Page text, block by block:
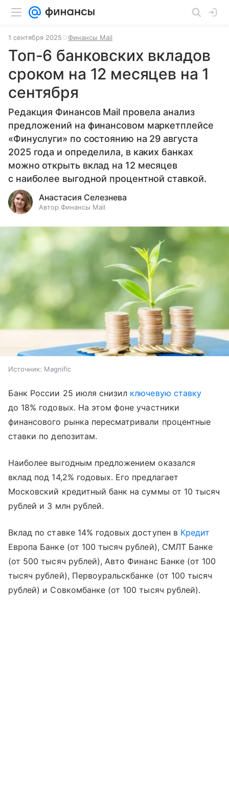
1 сентября 2025 Финансы Mail
Топ-6 банковских вкладов
сроком на 12 месяцев на 1
сентября
Редакция Финансов Mail провела анализ
предложений на финансовом маркетплейсе
«Финуслуги» по состоянию на 29 августа
2025 года и определила, в каких банках
можно открыть вклад на 12 месяцев
с наиболее выгодной процентной ставкой.
Анастасия Селезнева
Автор Финансы Mail
Источник: Magnific
Банк России 25 июля снизил ключевую ставку
до 18% годовых. На этом фоне участники
финансового рынка пересматривали процентные
ставки по депозитам.
Наиболее выгодным предложением оказался
вклад под 14,2% годовых. Его предлагает
Московский кредитный банк на суммы от 10 тысяч
рублей и 3 млн рублей.
Вклад по ставке 14% годовых доступен в Кредит
Европа Банке (от 100 тысяч рублей), СМЛТ Банке
(от 500 тысяч рублей), Авто Финанс Банке (от 100
тысяч рублей), Первоуральскбанке (от 100 тысяч
рублей) и Совкомбанке (от 100 тысяч рублей).